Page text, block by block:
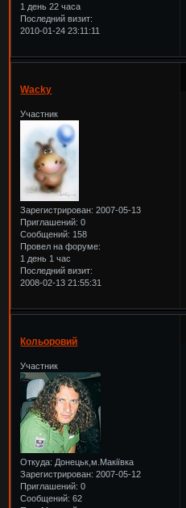
1 день 22 часа
Последний визит:
2010-01-24 23:11:11
Wacky
Участник
Зарегистрирован: 2007-05-13
Приглашений: 0
Сообщений: 158
Провел на форуме:
1 день 1 час
Последний визит:
2008-02-13 21:55:31
Кольоровий
Участник
Откуда: Донецьк,м.Макіївка
Зарегистрирован: 2007-05-12
Приглашений: 0
Сообщений: 62